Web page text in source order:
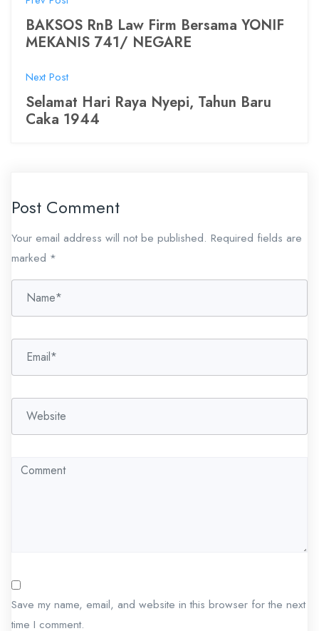
o
s
t
n
g
a
t
i
o
n
BAKSOS RnB Law Firm Bersama YONIF
MEKANIS 741/ NEGARE
Next Post
Selamat Hari Raya Nyepi, Tahun Baru
Caka 1944
Post Comment
Your email address will not be published. Required fields are
marked *
Save my name, email, and website in this browser for the next
time I comment.